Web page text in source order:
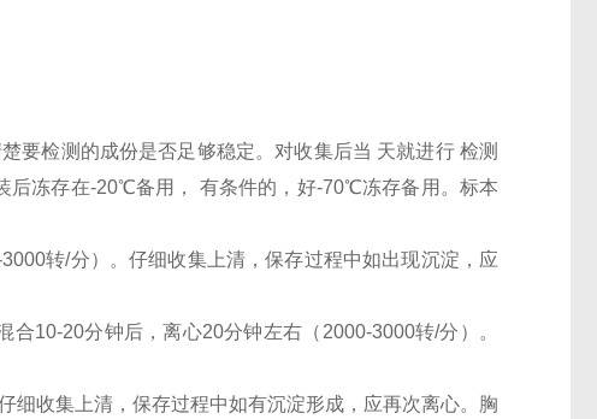
要检测的成份是否足够稳定。对收集后当 天就进行 检测
后冻存在-20℃备用， 有条件的，好-70℃冻存备用。标本
转/分）。仔细收集上清，保存过程中如出现沉淀，应
10-20分钟后，离心20分钟左右（2000-3000转/分）。
细收集上清，保存过程中如有沉淀形成，应再次离心。胸